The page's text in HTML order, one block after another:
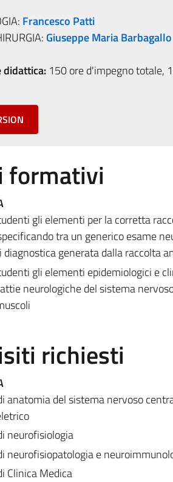
Francesco Patti
Giuseppe Maria Barbagallo
didattica:150 ore d'impegno totale,
formativi
gli elementi per la corretta
tra un generico esame
generata dalla raccolta
gli elementi epidemiologici e
neurologiche del sistema
richiesti
anatomia del sistema nervoso
neurofisiologia
neurofisiopatologia e
Clinica Medica